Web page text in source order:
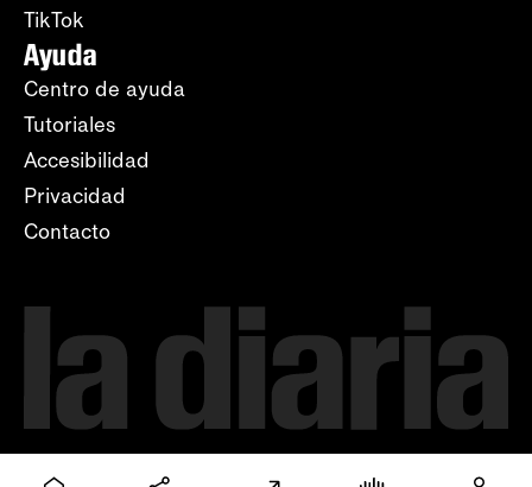
TikTok
Ayuda
Centro de ayuda
Tutoriales
Accesibilidad
Privacidad
Contacto